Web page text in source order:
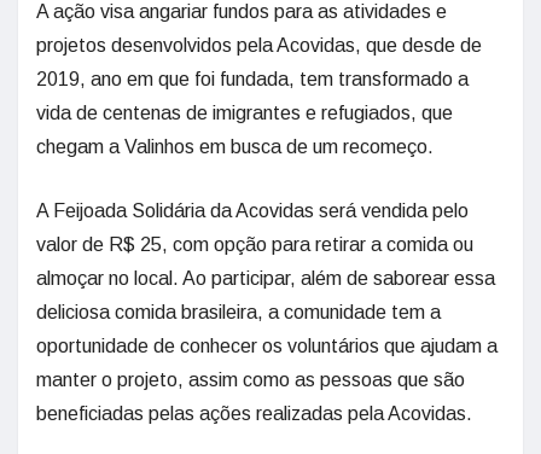
A ação visa angariar fundos para as atividades e
projetos desenvolvidos pela Acovidas, que desde de
2019, ano em que foi fundada, tem transformado a
vida de centenas de imigrantes e refugiados, que
chegam a Valinhos em busca de um recomeço.
A Feijoada Solidária da Acovidas será vendida pelo
valor de R$ 25, com opção para retirar a comida ou
almoçar no local. Ao participar, além de saborear essa
deliciosa comida brasileira, a comunidade tem a
oportunidade de conhecer os voluntários que ajudam a
manter o projeto, assim como as pessoas que são
beneficiadas pelas ações realizadas pela Acovidas.